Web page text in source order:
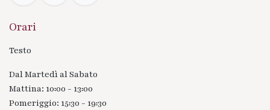
Orari
Testo
Dal Martedì al Sabato
Mattina: 10:00 - 13:00
Pomeriggio: 15:30 - 19:30